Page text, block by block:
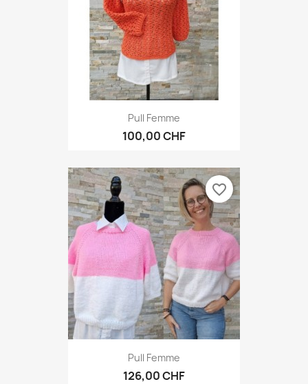
Pull Femme
100,00 CHF
Pull Femme
126,00 CHF
favorite_border